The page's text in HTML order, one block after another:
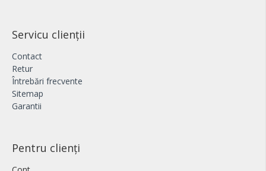
Servicu clienții
Contact
Retur
Întrebări frecvente
Sitemap
Garantii
Pentru clienți